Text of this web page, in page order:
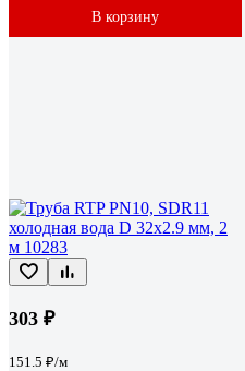
В корзину
303 ₽
151.5 ₽/м